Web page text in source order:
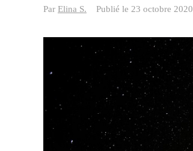
Par Elina S. Publié le 23 octobre 2020